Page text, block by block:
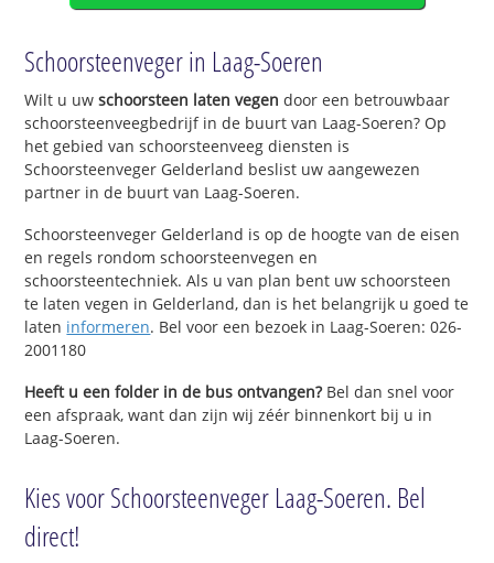
Schoorsteenveger in Laag-Soeren
Wilt u uwschoorsteen laten vegen door een betrouwbaar
schoorsteenveegbedrijf in de buurt van Laag-Soeren? Op
het gebied van schoorsteenveeg diensten is
Schoorsteenveger Gelderland beslist uw aangewezen
partner in de buurt van Laag-Soeren.
Schoorsteenveger Gelderland is op de hoogte van de eisen
en regels rondom schoorsteenvegen en
schoorsteentechniek. Als u van plan bent uw schoorsteen
te laten vegen in Gelderland, dan is het belangrijk u goed te
laten informeren. Bel voor een bezoek in Laag-Soeren: 026-
2001180
Heeft u een folder in de bus ontvangen?Bel dan snel voor
een afspraak, want dan zijn wij zéér binnenkort bij u in
Laag-Soeren.
Kies voor Schoorsteenveger Laag-Soeren. Bel
direct!